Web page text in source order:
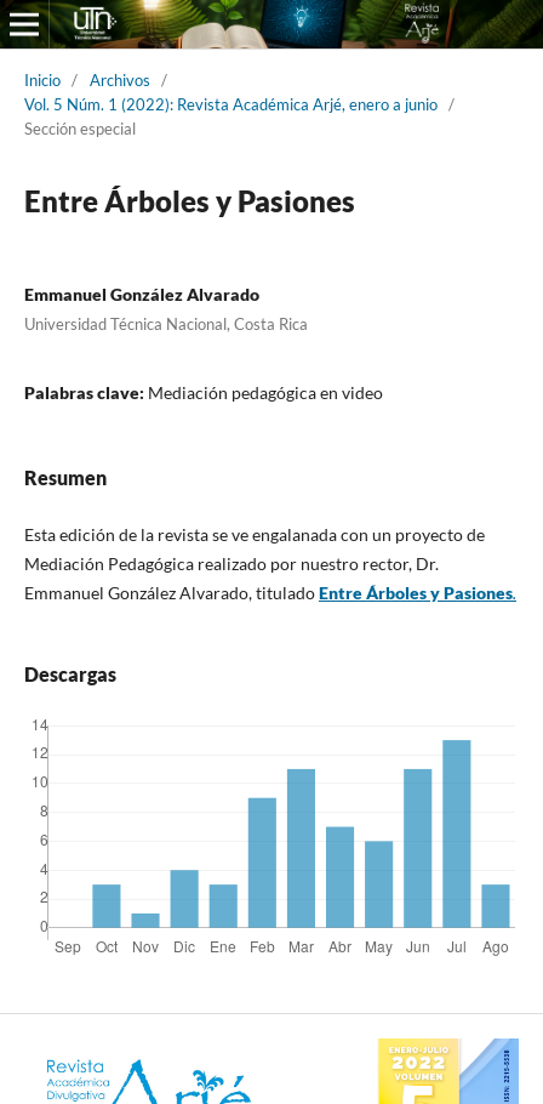
Inicio / Archivos
/
Vol. 5 Núm. 1 (2022): Revista Académica Arjé, enero a junio /
Sección especial
Entre Árboles y Pasiones
Emmanuel González Alvarado
Universidad Técnica Nacional, Costa Rica
Palabras clave: Mediación pedagógica en video
Resumen
Esta edición de la revista se ve engalanada con un proyecto de
Mediación Pedagógica realizado por nuestro rector, Dr.
Emmanuel González Alvarado, tituladoEntre Árboles y Pasiones.
Descargas